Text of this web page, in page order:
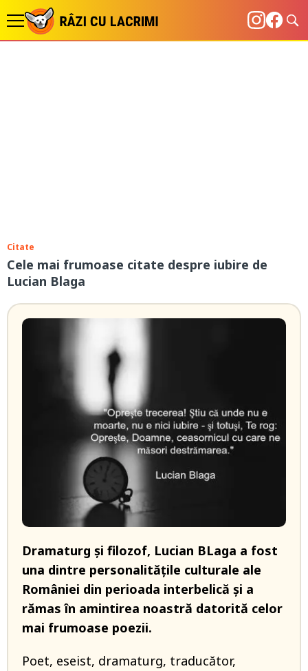
Citate
Cele mai frumoase citate despre iubire de
Lucian Blaga
Dramaturg și filozof, Lucian BLaga a fost
una dintre personalitățile culturale ale
României din perioada interbelică și a
rămas în amintirea noastră datorită celor
mai frumoase poezii.
Poet, eseist, dramaturg, traducător,